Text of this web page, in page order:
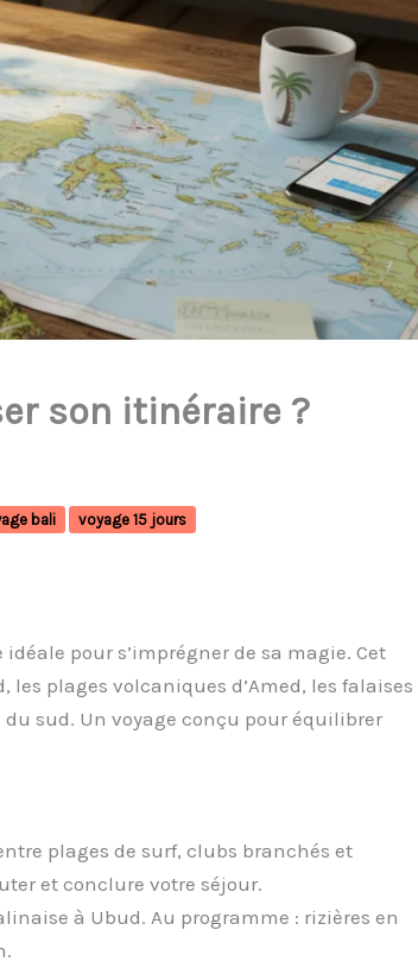
son itinéraire ?
bali voyage 15 jours
pour s’imprégner de sa magie. Cet
plages volcaniques d’Amed, les falaises
sud. Un voyage conçu pour équilibrer
plages de surf, clubs branchés et
et conclure votre séjour.
à Ubud. Au programme : rizières en